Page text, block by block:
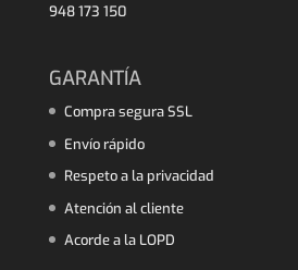
948 173 150
GARANTÍA
Compra segura SSL
Envío rápido
Respeto a la privacidad
Atención al cliente
Acorde a la LOPD